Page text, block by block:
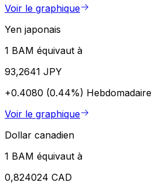
Voir le graphique
Yen japonais
1 BAM équivaut à
93,2641 JPY
+0.4080 (0.44%) Hebdomadaire
Voir le graphique
Dollar canadien
1 BAM équivaut à
0,824024 CAD